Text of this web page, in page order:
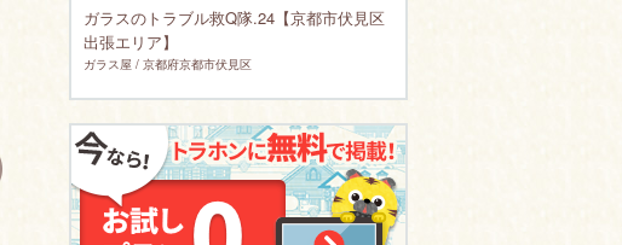
ガラスのトラブル救Q隊.24【京都市伏見区
出張エリア】
ガラス屋 / 京都府京都市伏見区